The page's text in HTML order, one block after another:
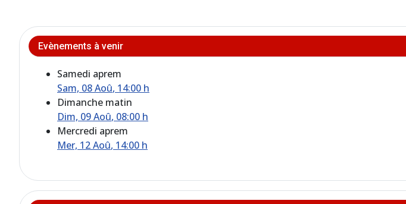
Evènements à venir
Samedi aprem
Sam, 08 Aoû, 14:00 h
Dimanche matin
Dim, 09 Aoû, 08:00 h
Mercredi aprem
Mer, 12 Aoû, 14:00 h